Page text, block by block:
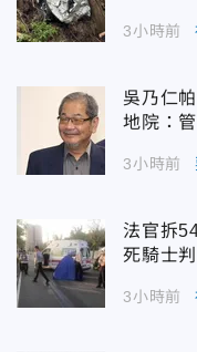
3小時前
吳乃仁
地院：
3小時前
法官拆
死騎士
3小時前